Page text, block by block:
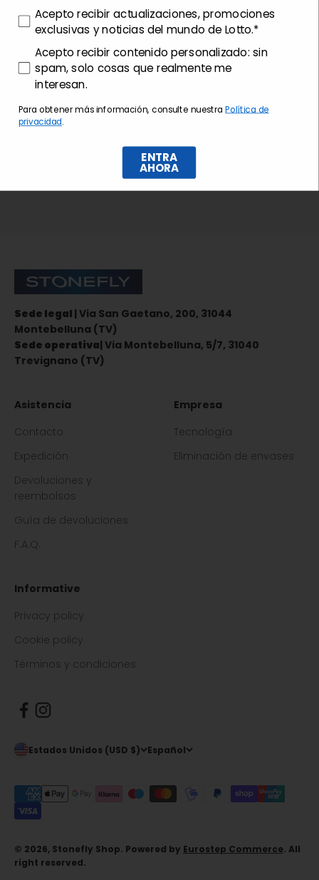
Customer care
Stonefly Shop
Sede legal | Via San Gaetano, 200, 31044
Montebelluna (TV)
Sede operativa| Via Montebelluna, 5/7, 31040
Trevignano (TV)
Asistencia
Contacto
Expedición
Devoluciones y
reembolsos
Guía de devoluciones
F.A.Q.
Empresa
Tecnología
Eliminación de envases
Informative
Privacy policy
Cookie policy
Términos y condiciones
Estados Unidos (USD $) Español
© 2026, Stonefly Shop. Powered by Eurostep Commerce. All
right reserved.
consenso
Acepto recibir actualizaciones, promociones
exclusivas y noticias del mundo de Lotto.*
consenso profilazione
Acepto recibir contenido personalizado: sin
spam, solo cosas que realmente me
interesan.
Para obtener más información, consulte nuestraPolítica de
privacidad.
ENTRA
AHORA